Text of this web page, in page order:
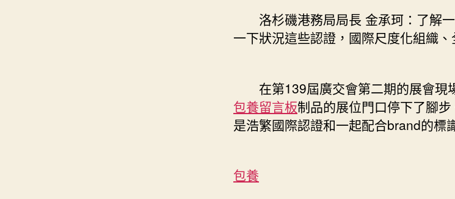
洛杉磯港務局局長 金承珂：了解
一下狀況這些認證，國際尺度化組織、
在第139屆廣交會第二期的展會現
包養留言板制品的展位門口停下了腳
是浩繁國際認證和一起配合brand的標
包養